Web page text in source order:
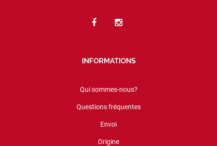
INFORMATIONS
Qui sommes-nous?
Questions fréquentes
Envoi
Origine